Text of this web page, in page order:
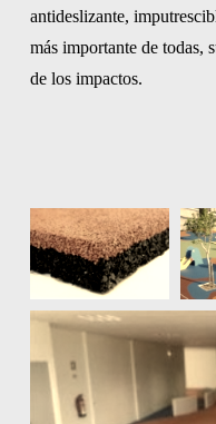
antideslizante,
más importante de todas,
de los impactos.